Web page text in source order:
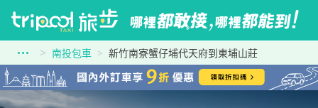
南投包車 新竹南寮蟹仔埔代天府到東埔山莊